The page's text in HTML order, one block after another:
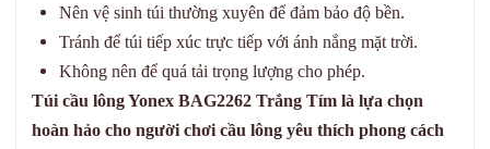
Nên vệ sinh túi thường xuyên để đảm bảo độ bền.
Tránh để túi tiếp xúc trực tiếp với ánh nắng mặt trời.
Không nên để quá tải trọng lượng cho phép.
Túi cầu lông Yonex BAG2262 Trắng Tím là lựa chọn
hoàn hảo cho người chơi cầu lông yêu thích phong cách